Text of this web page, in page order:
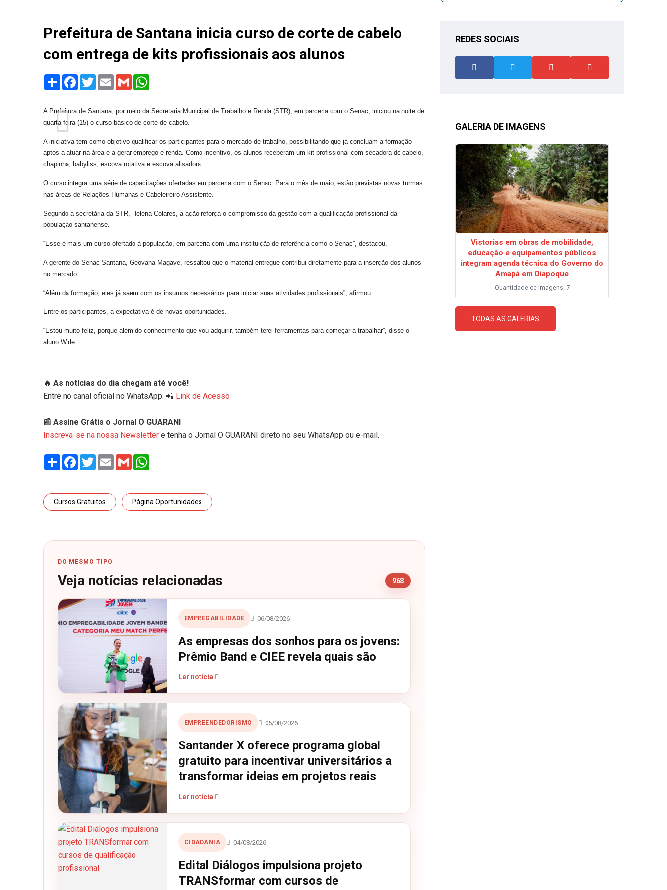
Prefeitura de Santana inicia curso de corte de cabelo
com entrega de kits profissionais aos alunos
Share Facebook
TwitterEmail Gmail
A Prefeitura de Santana, por meio da Secretaria Municipal de Trabalho e Renda (STR), em parceria com o Senac, iniciou na noite de
quarta-feira (15) o curso básico de corte de cabelo.
A iniciativa tem como objetivo qualificar os participantes para o mercado de trabalho, possibilitando que já concluam a formação
aptos a atuar na área e a gerar emprego e renda. Como incentivo, os alunos receberam um kit profissional com secadora de cabelo,
chapinha, babyliss, escova rotativa e escova alisadora.
O curso integra uma série de capacitações ofertadas em parceria com o Senac. Para o mês de maio, estão previstas novas turmas
nas áreas de Relações Humanas e Cabeleireiro Assistente.
Segundo a secretária da STR, Helena Colares, a ação reforça o compromisso da gestão com a qualificação profissional da
população santanense.
“Esse é mais um curso ofertado à população, em parceria com uma instituição de referência como o Senac”, destacou.
A gerente do Senac Santana, Geovana Magave, ressaltou que o material entregue contribui diretamente para a inserção dos alunos
no mercado.
“Além da formação, eles já saem com os insumos necessários para iniciar suas atividades profissionais”, afirmou.
Entre os participantes, a expectativa é de novas oportunidades.
“Estou muito feliz, porque além do conhecimento que vou adquirir, também terei ferramentas para começar a trabalhar”, disse o
aluno Wirle.
🔥 As notícias do dia chegam até você!
Entre no canal oficial no WhatsApp: 📲 Link de Acesso
📰 Assine Grátis o Jornal O GUARANI
Inscreva-se na nossa Newsletter e tenha o Jornal O GUARANI direto no seu WhatsApp ou e-mail.
Share Facebook
TwitterEmail Gmail
Cursos Gratuitos Página Oportunidades
DO MESMO TIPO
Veja notícias relacionadas 968
EMPREGABILIDADE 06/08/2026
As empresas dos sonhos para os jovens:
Prêmio Band e CIEE revela quais são
Ler notícia
EMPREENDEDORISMO 05/08/2026
Santander X oferece programa global
gratuito para incentivar universitários a
transformar ideias em projetos reais
Ler notícia
CIDADANIA 04/08/2026
Edital Diálogos impulsiona projeto
TRANSformar com cursos de
REDES SOCIAIS
GALERIA DE IMAGENS
Vistorias em obras de mobilidade,
educação e equipamentos públicos
integram agenda técnica do Governo do
Amapá em Oiapoque
Quantidade de imagens: 7
TODAS AS GALERIAS